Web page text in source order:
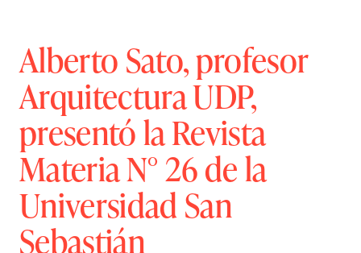
Alberto Sato, profesor
Arquitectura UDP,
presentó la Revista
Materia N° 26 de la
Universidad San
Sebastián